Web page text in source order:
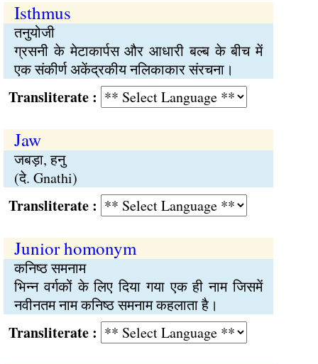
Isthmus
तनुयोजी
ग्रसनी के मेटाकार्पस और आधारी बल्ब के बीच में
एक संकीर्ण अकेंद्रकीय नलिकाकार संरचना।
:
Jaw
जबड़ा, हनु
(दे. Gnathi)
:
Junior homonym
कनिष्ठ समनाम
भिन्न वर्गकों के लिए दिया गया एक ही नाम जिसमें
नवीनतम नाम कनिष्ठ समनाम कहलाता है।
: